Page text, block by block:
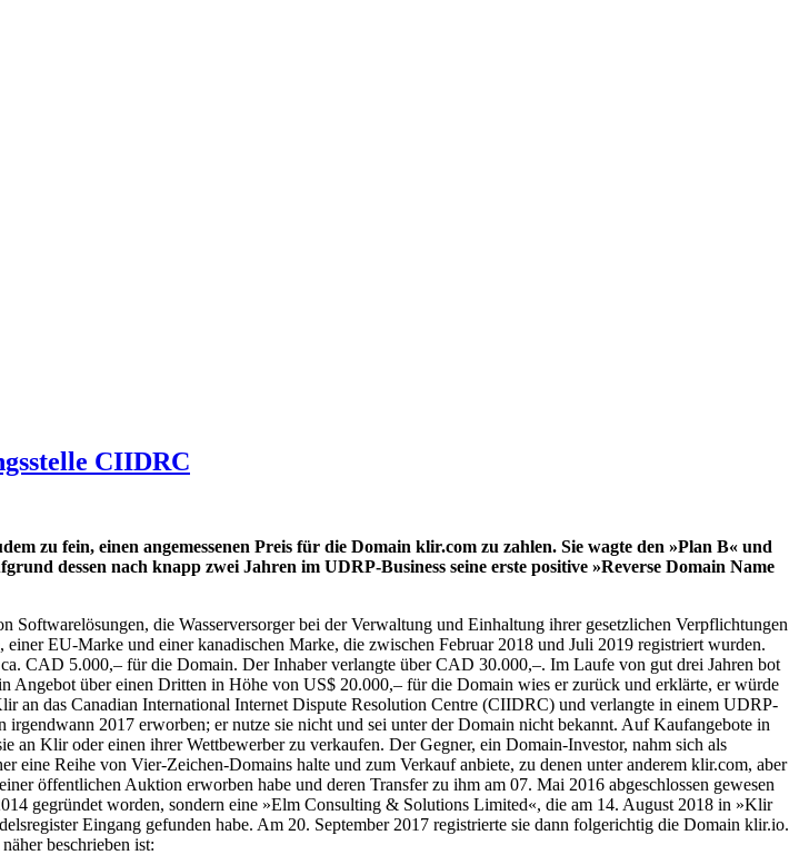
CIIDRC
zu fein, einen angemessenen Preis für die Domain klir.com zu zahlen. Sie wagte den »Plan B« und
dessen nach knapp zwei Jahren im UDRP-Business seine erste positive »Reverse Domain Name
die Wasserversorger bei der Verwaltung und Einhaltung ihrer gesetzlichen Verpflichtungen
EU-Marke und einer kanadischen Marke, die zwischen Februar 2018 und Juli 2019 registriert wurden.
CAD 5.000,– für die Domain. Der Inhaber verlangte über CAD 30.000,–. Im Laufe von gut drei Jahren bot
über einen Dritten in Höhe von US$ 20.000,– für die Domain wies er zurück und erklärte, er würde
an das Canadian International Internet Dispute Resolution Centre (CIIDRC) und verlangte in einem UDRP-
2017 erworben; er nutze sie nicht und sei unter der Domain nicht bekannt. Auf Kaufangebote in
Klir oder einen ihrer Wettbewerber zu verkaufen. Der Gegner, ein Domain-Investor, nahm sich als
Reihe von Vier-Zeichen-Domains halte und zum Verkauf anbiete, zu denen unter anderem klir.com, aber
öffentlichen Auktion erworben habe und deren Transfer zu ihm am 07. Mai 2016 abgeschlossen gewesen
gegründet worden, sondern eine »Elm Consulting & Solutions Limited«, die am 14. August 2018 in »Klir
Eingang gefunden habe. Am 20. September 2017 registrierte sie dann folgerichtig die Domain klir.io.
beschrieben ist: